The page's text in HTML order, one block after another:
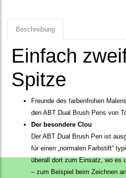
Beschreibung
Einfach
Spitze
Freunde des farbenfrohen
den ABT Dual Brush Pens von
Der besondere Clou
Der ABT Dual Brush Pen ist
für einen „normalen Farbstift“
überall dort zum Einsatz, wo es
– zum Beispiel beim Zeichnen